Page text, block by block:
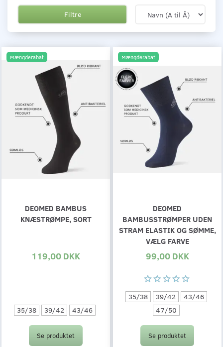
Filtre
Mængderabat
DEOMED BAMBUS
KNÆSTRØMPE, SORT
119,00 DKK
35/38 39/42 43/46
Se produktet
Mængderabat
DEOMED
BAMBUSSTRØMPER UDEN
STRAM ELASTIK OG SØMME,
VÆLG FARVE
99,00 DKK
35/38 39/42
43/46
47/50
Se produktet